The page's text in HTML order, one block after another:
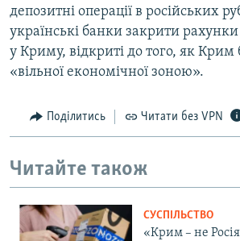
депозитні операції в російських
українські банки закрити
у Криму, відкриті до того, як
«вільної економічної зоною».
Поділитись Читати без VPN
Читайте також
СУСПІЛЬСТВО
«Крим – не